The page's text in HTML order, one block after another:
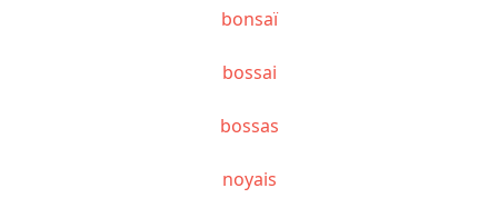
bonsaï
bossai
bossas
noyais